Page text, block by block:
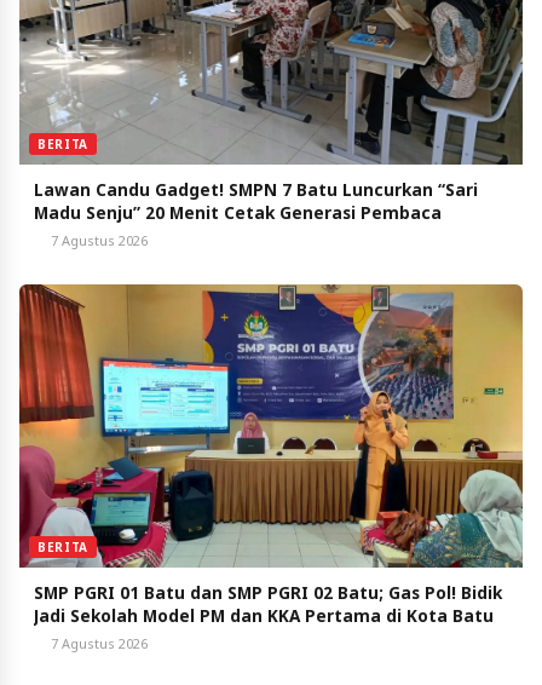
BERITA
Lawan Candu Gadget! SMPN 7 Batu Luncurkan “Sari
Madu Senju” 20 Menit Cetak Generasi Pembaca
7 Agustus 2026
BERITA
SMP PGRI 01 Batu dan SMP PGRI 02 Batu; Gas Pol! Bidik
Jadi Sekolah Model PM dan KKA Pertama di Kota Batu
7 Agustus 2026